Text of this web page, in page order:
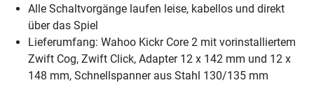
Alle Schaltvorgänge laufen leise, kabellos und direkt
über das Spiel
Lieferumfang: Wahoo Kickr Core 2 mit vorinstalliertem
Zwift Cog, Zwift Click, Adapter 12 x 142 mm und 12 x
148 mm, Schnellspanner aus Stahl 130/135 mm